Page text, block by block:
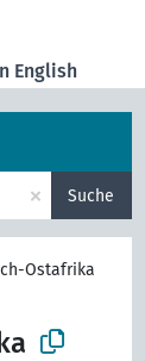
English
× Suche
Ostafrika